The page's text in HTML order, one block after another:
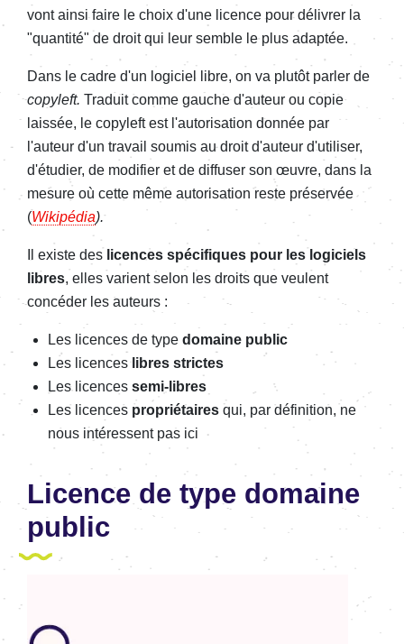
vont ainsi faire le choix d'une licence pour délivrer la
"quantité" de droit qui leur semble le plus adaptée.
Dans le cadre d'un logiciel libre, on va plutôt parler de
copyleft. Traduit comme gauche d'auteur ou copie
laissée, le copyleft est l'autorisation donnée par
l'auteur d'un travail soumis au droit d'auteur d'utiliser,
d'étudier, de modifier et de diffuser son œuvre, dans la
mesure où cette même autorisation reste préservée
(Wikipédia).
Il existe des licences spécifiques pour les logiciels
libres, elles varient selon les droits que veulent
concéder les auteurs :
Les licences de type domaine public
Les licenceslibres strictes
Les licences semi-libres
Les licences propriétaires qui, par définition, ne
nous intéressent pas ici
Licence de type domaine
public